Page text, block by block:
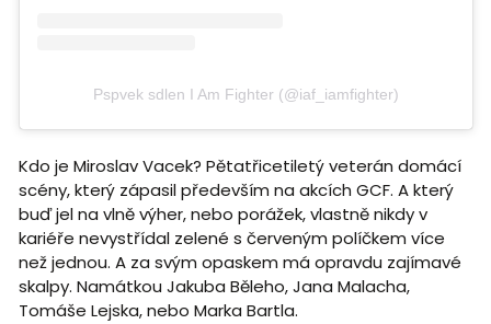
Pspvek sdlen I Am Fighter (@iaf_iamfighter)
Kdo je Miroslav Vacek? Pětatřicetiletý veterán domácí
scény, který zápasil především na akcích GCF. A který
buď jel na vlně výher, nebo porážek, vlastně nikdy v
kariéře nevystřídal zelené s červeným políčkem více
než jednou. A za svým opaskem má opravdu zajímavé
skalpy. Namátkou Jakuba Běleho, Jana Malacha,
Tomáše Lejska, nebo Marka Bartla.